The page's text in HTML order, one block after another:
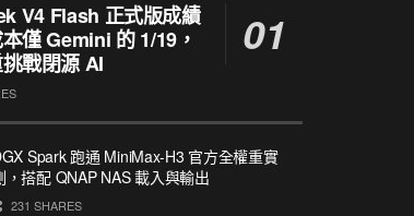
V4 Flash 正式版成績
僅 Gemini 的 1/19，
戰閉源 AI
Spark 跑通 MiniMax-H3 官方全權重實
，搭配 QNAP NAS 載入與輸出
231 SHARES